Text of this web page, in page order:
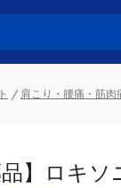
肩こり・腰痛・筋肉
品】ロキ